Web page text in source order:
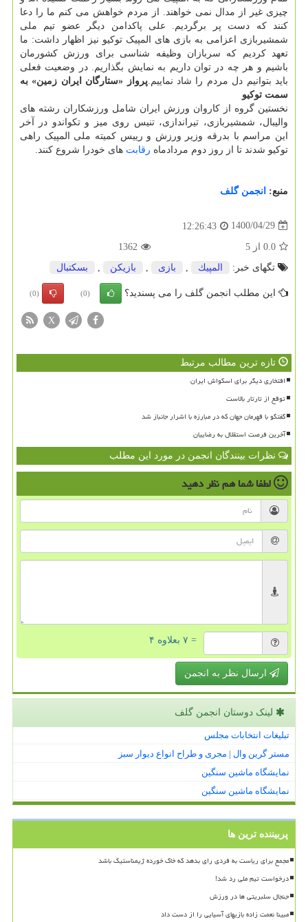
چیزی غیر از مدال نمی خواهند. از مردم خواهش می کنم ما را دعا
کنند که دست پر برگردیم. علی پاکدامن دیگر عضو تیم ملی
شمشیربازی اعزامی به بازی های المپیک توکیو نیز اظهار داشت: ما
تعهد کردیم که سربازان وظیفه شناسی برای ورزش کشورمان
باشیم و هر چه در توان داریم به نمایش بگذاریم. در وضعیت فعلی
باید بتوانیم دل مردم را شاد نماییم.پرواز «ستارگان ایران زمین» به
سمت توکیو
نخستین گروه از کاروان ورزش ایران شامل ورزشکاران رشته های
والیبال، شمشیربازی، تیراندازی، تنیس روی میز و تکواندو در آخر
این مراسم با بدرقه وزیر ورزش و رییس کمیته ملی المپیک راهی
توکیو شدند تا از روز دوم مردادماه رقابت های خودرا شروع کنند.
منبع: انجمن گلف
1400/04/29
12:26:43
0.0 از 5
1362
تگهای خبر:
المپیك بازی بازیكن بسكتبال
این مطلب انجمن گلف را می پسندید؟ (0)
(0)
X
تازه ترین مطالب مرتبط
افتخاری دیگر برای اسکواش ایران
توقع از تارتار بالاست
گفتگو با قهرمان جهان که در مبارزه با اشرار جانباز شد
آخرین فرصت استقلال به رضاییان
نظرات بینندگان انجمن در مورد این مطلب
لطفا شما همنظر دهید
= ۷ بعلاوه ۴
ارسال نظر به انجمن
لینک دوستان انجمن گلف
تبلیغات انتخابات مجلس
مستر گرین وال | مجری و طراح انواع دیوار سبز
نمایشگاه ماشین سنگین
نمایشگاه ماشین سنگین
پربیننده ترین ها
مجمع برای ریاست به فردی رای بدهد که خاک خورده ژیمناستیک باشد
درخواست تیم ملی رد شد!
جنجال سلبریتی ها در ورزش
مبینا نعمت زاده بازیهای آسیایی را از دست داد